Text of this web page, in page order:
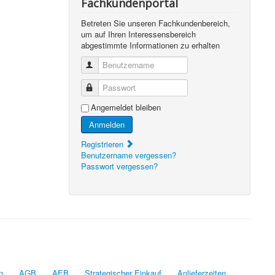
Fachkundenportal
Betreten Sie unseren Fachkundenbereich,
um auf Ihren Interessensbereich
abgestimmte Informationen zu erhalten
Benutzername
Passwort
Angemeldet bleiben
Anmelden
Registrieren
Benutzername vergessen?
Passwort vergessen?